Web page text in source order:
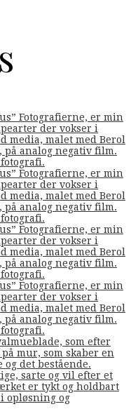
Fotografierne, er min
der vokser i
media, malet med Berol
analog negativ film.
Fotografierne, er min
der vokser i
media, malet med Berol
analog negativ film.
Fotografierne, er min
der vokser i
media, malet med Berol
analog negativ film.
Fotografierne, er min
der vokser i
media, malet med Berol
analog negativ film.
som efter
mur, som skaber en
det bestående.
sarte og vil efter et
er tykt og holdbart
opløsning og